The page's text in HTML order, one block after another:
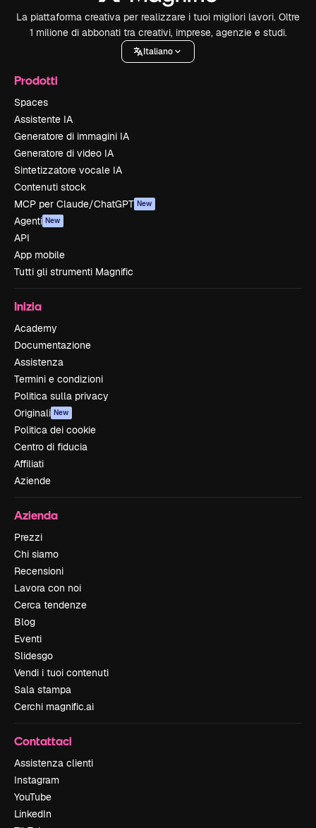
La piattaforma creativa per realizzare i tuoi migliori lavori. Oltre
1 milione di abbonati tra creativi, imprese, agenzie e studi.
Italiano
Prodotti
Spaces
Assistente IA
Generatore di immagini IA
Generatore di video IA
Sintetizzatore vocale IA
Contenuti stock
MCP per Claude/ChatGPT New
Agenti New
API
App mobile
Tutti gli strumenti Magnific
Inizia
Academy
Documentazione
Assistenza
Termini e condizioni
Politica sulla privacy
Originali New
Politica dei cookie
Centro di fiducia
Affiliati
Aziende
Azienda
Prezzi
Chi siamo
Recensioni
Lavora con noi
Cerca tendenze
Blog
Eventi
Slidesgo
Vendi i tuoi contenuti
Sala stampa
Cerchi magnific.ai
Contattaci
Assistenza clienti
Instagram
YouTube
LinkedIn